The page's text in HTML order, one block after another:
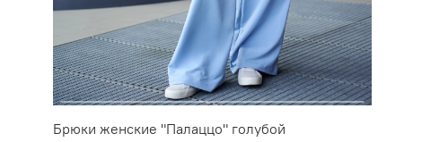
Брюки женские "Палаццо" голубой